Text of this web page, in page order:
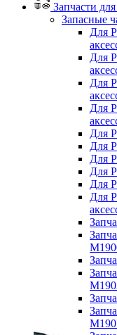
Запчасти
Запасные
Для
Для
Для
Для
Для
Для
Для
Для
Для
Для